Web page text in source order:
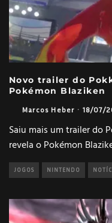
Novo trailer do
Pokémon Blaziken
Marcos Heber · 18/07/
Saiu mais um trailer do
revela o Pokémon
JOGOS NINTENDO